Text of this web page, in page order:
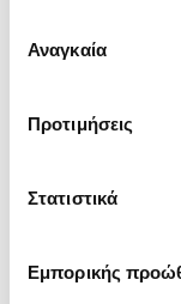
ενδιαφέρουν και
συγκατάθεσης
Αναγκαία
Προτιμήσεις
Στατιστικά
Εμπορικής